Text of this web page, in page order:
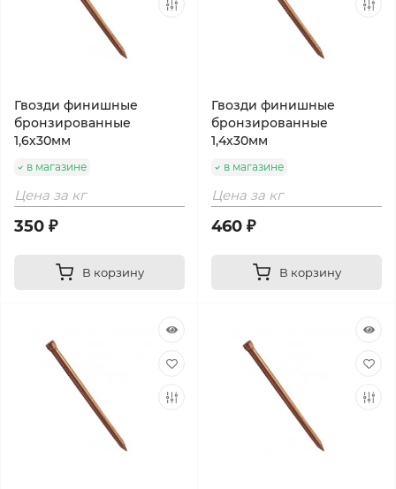
Гвозди финишные
бронзированные
1,6х30мм
в магазине
Цена за кг
350 ₽
В корзину
Гвозди финишные
бронзированные
1,4х30мм
в магазине
Цена за кг
460 ₽
В корзину